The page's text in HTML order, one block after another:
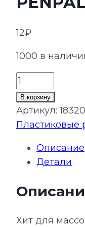
12₽
1000 в
Количество
товара
Ручка
шариковая
черная
В корзину
Артикул:
Пластиковые
Описание
Детали
Хит для